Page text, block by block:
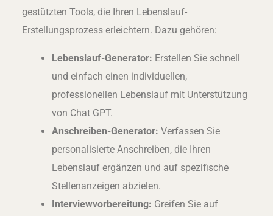
gestützten Tools, die Ihren Lebenslauf-
Erstellungsprozess erleichtern. Dazu gehören:
Lebenslauf-Generator: Erstellen Sie schnell
und einfach einen individuellen,
professionellen Lebenslauf mit Unterstützung
von Chat GPT.
Anschreiben-Generator: Verfassen Sie
personalisierte Anschreiben, die Ihren
Lebenslauf ergänzen und auf spezifische
Stellenanzeigen abzielen.
Interviewvorbereitung: Greifen Sie auf